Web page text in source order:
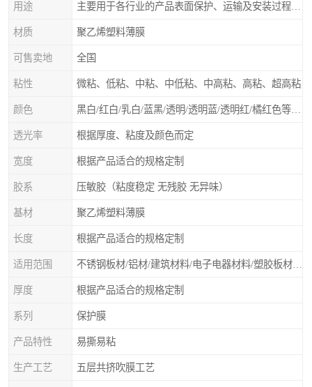
用途
材质 聚乙烯塑料薄膜
可售卖地 全国
粘性 微粘、低粘、中粘、中低粘、中高粘、高粘、超高粘
颜色
透光率 根据厚度、粘度及颜色而定
宽度 根据产品适合的规格定制
胶系 压敏胶（粘度稳定 无残胶 无异味）
基材 聚乙烯塑料薄膜
长度 根据产品适合的规格定制
适用范围
厚度 根据产品适合的规格定制
系列 保护膜
产品特性 易撕易粘
生产工艺 五层共挤吹膜工艺